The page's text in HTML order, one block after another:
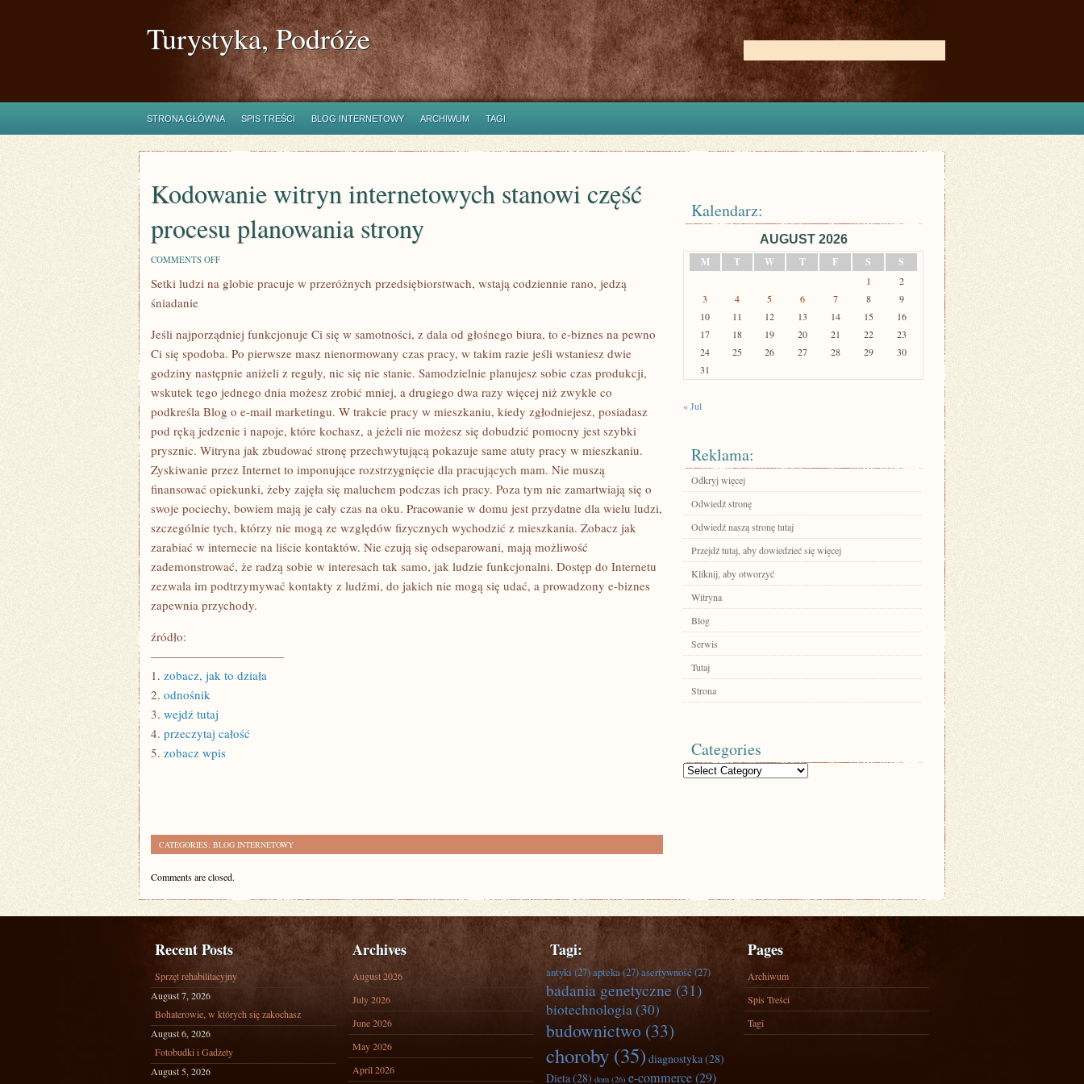
Turystyka, Podróże
STRONA GŁÓWNA SPIS TREŚCI BLOG INTERNETOWY ARCHIWUM TAGI
Kodowanie witryn internetowych stanowi część
procesu planowania strony
COMMENTS OFFON
WITRYN
INTERNETOWYCH
PROCESU
PLANOWANIA
STRONY
Setki ludzi na globie pracuje w przeróżnych przedsiębiorstwach, wstają codziennie rano, jedzą
śniadanie
Jeśli najporządniej funkcjonuje Ci się w samotności, z dala od głośnego biura, to e-biznes na pewno
Ci się spodoba. Po pierwsze masz nienormowany czas pracy, w takim razie jeśli wstaniesz dwie
godziny następnie aniżeli z reguły, nic się nie stanie. Samodzielnie planujesz sobie czas produkcji,
wskutek tego jednego dnia możesz zrobić mniej, a drugiego dwa razy więcej niż zwykle co
podkreśla Blog o e-mail marketingu. W trakcie pracy w mieszkaniu, kiedy zgłodniejesz, posiadasz
pod ręką jedzenie i napoje, które kochasz, a jeżeli nie możesz się dobudzić pomocny jest szybki
prysznic. Witryna jak zbudować stronę przechwytującą pokazuje same atuty pracy w mieszkaniu.
Zyskiwanie przez Internet to imponujące rozstrzygnięcie dla pracujących mam. Nie muszą
finansować opiekunki, żeby zajęła się maluchem podczas ich pracy. Poza tym nie zamartwiają się o
swoje pociechy, bowiem mają je cały czas na oku. Pracowanie w domu jest przydatne dla wielu ludzi,
szczególnie tych, którzy nie mogą ze względów fizycznych wychodzić z mieszkania. Zobacz jak
zarabiać w internecie na liście kontaktów. Nie czują się odseparowani, mają możliwość
zademonstrować, że radzą sobie w interesach tak samo, jak ludzie funkcjonalni. Dostęp do Internetu
zezwala im podtrzymywać kontakty z ludźmi, do jakich nie mogą się udać, a prowadzony e-biznes
zapewnia przychody.
źródło:
———————————
1. zobacz, jak to działa
2. odnośnik
3. wejdź tutaj
4. przeczytaj całość
5. zobacz wpis
CATEGORIES: BLOG INTERNETOWY
Comments are closed.
Kalendarz:
AUGUST 2026
M
T W T F S S
1
2
3
4 5 6 7 8
9
10
11 12 13 14 15
16
17
18 19 20 21 22
23
24
25 26 27 28 29
30
31
« Jul
Reklama:
Odkryj więcej
Odwiedź stronę
Odwiedź naszą stronę tutaj
Przejdź tutaj, aby dowiedzieć się więcej
Kliknij, aby otworzyć
Witryna
Blog
Serwis
Tutaj
Strona
Categories
Categories
Recent Posts
Sprzęt rehabilitacyjny
August 7, 2026
Bohaterowie, w których się zakochasz
August 6, 2026
Fotobudki i Gadżety
August 5, 2026
Archives
August 2026
July 2026
June 2026
May 2026
April 2026
Tagi:
antyki(27)apteka(27)asertywność(27)
badania genetyczne(31)
biotechnologia(30)
budownictwo (33)
choroby (35) diagnostyka(28)
Dieta(28) dom (26) e-commerce(29)
Pages
Archiwum
Spis Treści
Tagi